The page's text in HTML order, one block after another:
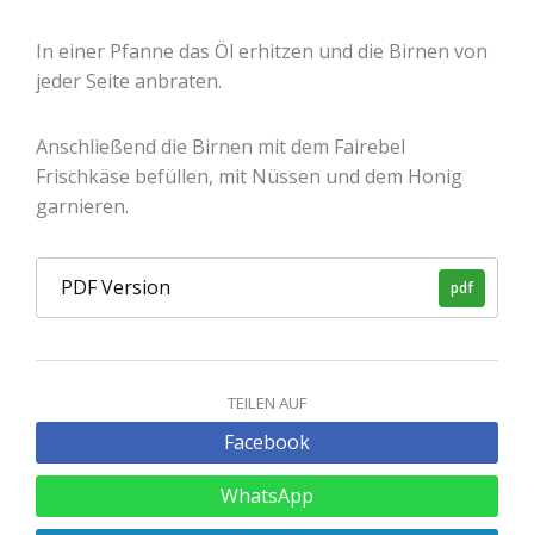
In einer Pfanne das Öl erhitzen und die Birnen von
jeder Seite anbraten.
Anschließend die Birnen mit dem Fairebel
Frischkäse befüllen, mit Nüssen und dem Honig
garnieren.
pdf
PDF Version
TEILEN AUF
Facebook
WhatsApp